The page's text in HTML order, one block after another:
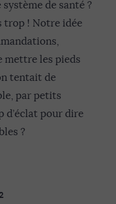
de santé ?
trop ! Notre idée
mettre les pieds
tentait de
par petits
d’éclat pour dire
?